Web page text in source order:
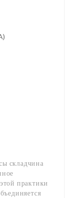
складчина
практики